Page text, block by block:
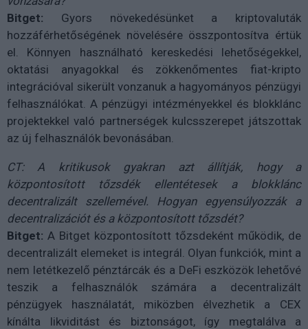
Bitget: Gyors növekedésünket a kriptovaluták
hozzáférhetőségének növelésére összpontosítva értük
el. Könnyen használható kereskedési lehetőségekkel,
oktatási anyagokkal és zökkenőmentes fiat-kripto
integrációval sikerült vonzanuk a hagyományos pénzügyi
felhasználókat. A pénzügyi intézményekkel és blokklánc
projektekkel való partnerségek kulcsszerepet játszottak
az új felhasználók bevonásában.
CT: A kritikusok gyakran azt állítják, hogy a
központosított tőzsdék ellentétesek a blokklánc
decentralizált szellemével. Hogyan egyensúlyozzák a
decentralizációt és a központosított tőzsdét?
Bitget: A Bitget központosított tőzsdeként működik, de
decentralizált elemeket is integrál. Olyan funkciók, mint a
nem letétkezelő pénztárcák és a DeFi eszközök lehetővé
teszik a felhasználók számára a decentralizált
pénzügyek használatát, miközben élvezhetik a CEX
kínálta likviditást és biztonságot, így megtalálva a